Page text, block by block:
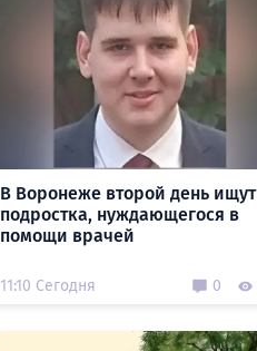
В Воронеже второй день ищут
подростка, нуждающегося в
помощи врачей
11:10 Сегодня 0